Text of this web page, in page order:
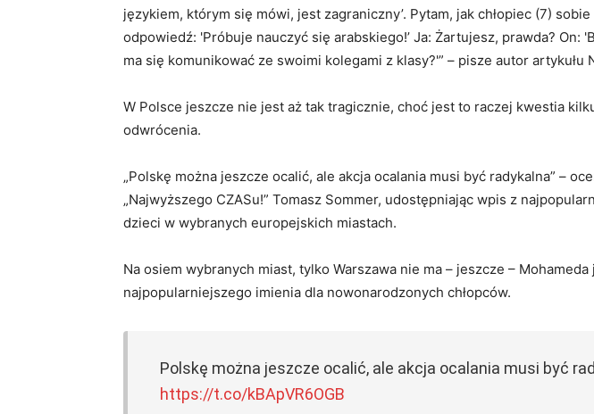
językiem, którym się mówi, jest zagraniczny’. Pytam, jak chłopiec (7)
odpowiedź: 'Próbuje nauczyć się arabskiego!’ Ja: Żartujesz, prawda? On:
ma się komunikować ze swoimi kolegami z klasy?'” – pisze autor artykułu
W Polsce jeszcze nie jest aż tak tragicznie, choć jest to raczej kwestia
odwrócenia.
„Polskę można jeszcze ocalić, ale akcja ocalania musi być radykalna” –
„Najwyższego CZASu!” Tomasz Sommer, udostępniając wpis z
dzieci w wybranych europejskich miastach.
Na osiem wybranych miast, tylko Warszawa nie ma – jeszcze – Mohameda
najpopularniejszego imienia dla nowonarodzonych chłopców.
Polskę można jeszcze ocalić, ale akcja ocalania musi być
https://t.co/kBApVR6OGB